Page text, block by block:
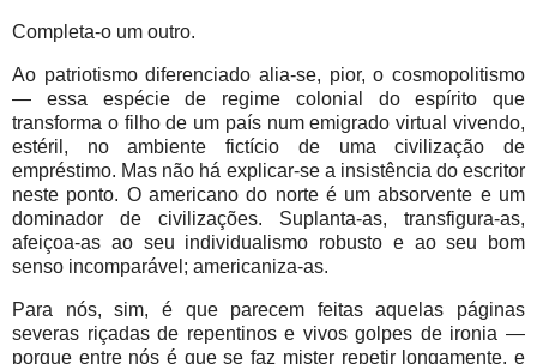
Completa-o um outro.
Ao patriotismo diferenciado alia-se, pior, o cosmopolitismo
— essa espécie de regime colonial do espírito que
transforma o filho de um país num emigrado virtual vivendo,
estéril, no ambiente fictício de uma civilização de
empréstimo. Mas não há explicar-se a insistência do escritor
neste ponto. O americano do norte é um absorvente e um
dominador de civilizações. Suplanta-as, transfigura-as,
afeiçoa-as ao seu individualismo robusto e ao seu bom
senso incomparável; americaniza-as.
Para nós, sim, é que parecem feitas aquelas páginas
severas riçadas de repentinos e vivos golpes de ironia —
porque entre nós é que se faz mister repetir longamente, e